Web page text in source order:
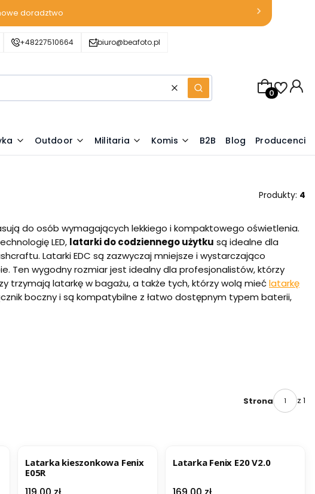
doradztwo
+48227510664 biuro@beafoto.pl
WyczyśćSzukaj
Produkty w
Outdoor Militaria Komis B2B Blog Producenci
Produkty: 4
do osób wymagających lekkiego i kompaktowego oświetlenia.
LED, latarki do codziennego użytku są idealne dla
Latarki EDC są zazwyczaj mniejsze i wystarczająco
Ten wygodny rozmiar jest idealny dla profesjonalistów, którzy
trzymają latarkę w bagażu, a także tych, którzy wolą miećlatarkę
boczny i są kompatybilne z łatwo dostępnym typem baterii,
Strona z 1
Latarka kieszonkowa Fenix
E05R
Cena
Latarka Fenix E20 V2.0
Cena